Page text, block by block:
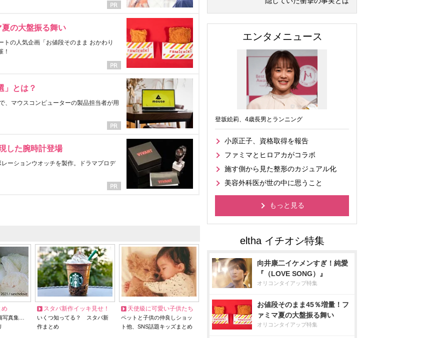
の大盤振る舞い
の人気企画「お値段そのまま おかわり
！
」とは？
、マウスコンピューターの製品担当者が用
した腕時計登場
ーションウオッチを製作。ドラマプロデ
め
写真集…
スタバ新作イッキ見せ！
いくつ知ってる？ スタバ新
作まとめ
天使級に可愛い子供たち
ペットと子供の仲良しショッ
ト他、SNS話題キッズまとめ
エンタメニュース
登坂絵莉、4歳長男とランニング
小原正子、資格取得を報告
ファミマとヒロアカがコラボ
施す側から見た整形のカジュアル化
美容外科医が世の中に思うこと
もっと見る
向井康二イケメンすぎ！純愛
『（LOVE SONG）』
オリコンタイアップ特集
お値段そのまま45％増量！フ
ァミマ夏の大盤振る舞い
オリコンタイアップ特集